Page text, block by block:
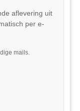
aflevering uit
per e-
mails.